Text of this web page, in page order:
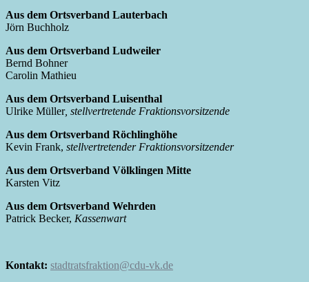
Aus dem Ortsverband Lauterbach
Jörn Buchholz
Aus dem Ortsverband Ludweiler
Bernd Bohner
Carolin Mathieu
Aus dem Ortsverband Luisenthal
Ulrike Müller, stellvertretende Fraktionsvorsitzende
Aus dem Ortsverband Röchlinghöhe
Kevin Frank, stellvertretender Fraktionsvorsitzender
Aus dem Ortsverband Völklingen Mitte
Karsten Vitz
Aus dem Ortsverband Wehrden
Patrick Becker, Kassenwart
Kontakt: stadtratsfraktion@cdu-vk.de